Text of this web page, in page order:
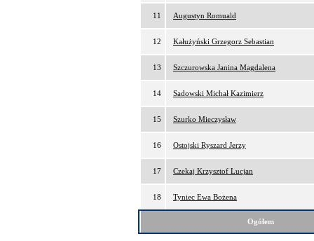
11 Augustyn Romuald
12 Kałużyński Grzegorz Sebastian
13 Szczurowska Janina Magdalena
14 Sadowski Michał Kazimierz
15 Szurko Mieczysław
16 Ostojski Ryszard Jerzy
17 Czekaj Krzysztof Lucjan
18 Tyniec Ewa Bożena
Ogółem